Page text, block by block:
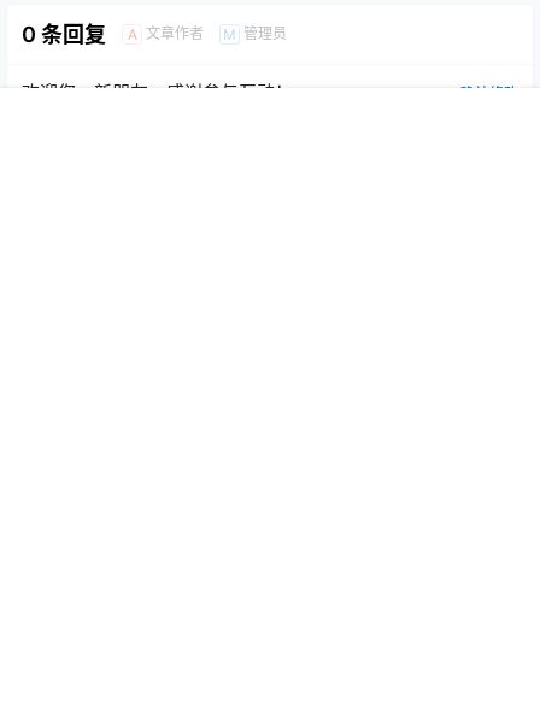
0 条回复 A 文章作者 M 管理员
欢迎您，新朋友，感谢参与互动！ 确认修改